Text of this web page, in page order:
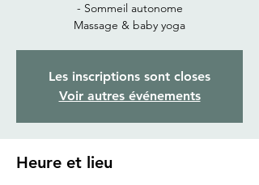
- Sommeil autonome
Massage & baby yoga
Les inscriptions sont closes
Voir autres événements
Heure et lieu